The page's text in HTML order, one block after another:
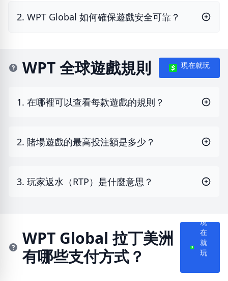
2. WPT Global 如何確保遊戲安全可靠？
WPT 全球遊戲規則 現在就玩
1. 在哪裡可以查看每款遊戲的規則？
2. 賭場遊戲的最高投注額是多少？
3. 玩家返水（RTP）是什麼意思？
WPT Global 拉丁美洲
有哪些支付方式？
現
在
就
玩